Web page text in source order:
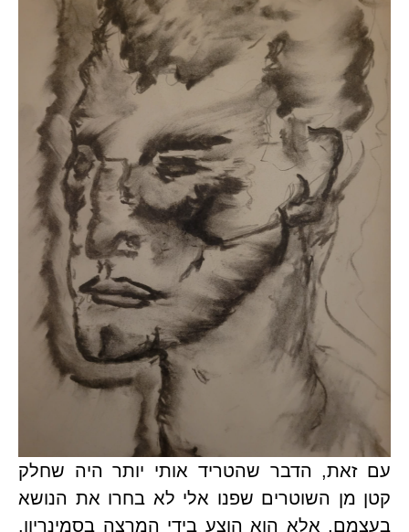
עם זאת, הדבר שהטריד אותי יותר היה שחלק
קטן מן השוטרים שפנו אלי לא בחרו את הנושא
בעצמם, אלא הוא הוצע בידי המרצה בסמינריון.